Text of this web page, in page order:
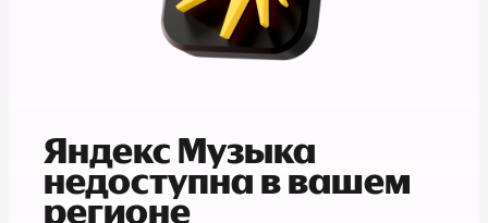
Яндекс Музыка
недоступна в вашем
регионе